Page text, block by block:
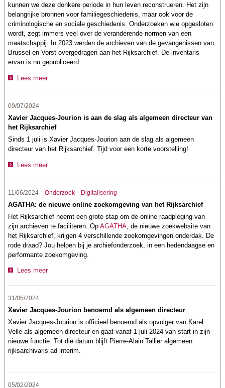
kunnen we deze donkere periode in hun leven reconstrueren. Het zijn
belangrijke bronnen voor familiegeschiedenis, maar ook voor de
criminologische en sociale geschiedenis. Onderzoeken wie opgesloten
wordt, zegt immers veel over de veranderende normen van een
maatschappij. In 2023 werden de archieven van de gevangenissen van
Brussel en Vorst overgedragen aan het Rijksarchief. De inventaris
ervan is nu gepubliceerd.
Lees meer
09/07/2024
Xavier Jacques-Jourion is aan de slag als algemeen directeur van
het Rijksarchief
Sinds 1 juli is Xavier Jacques-Jourion aan de slag als algemeen
directeur van het Rijksarchief. Tijd voor een korte voorstelling!
Lees meer
11/06/2024 -Onderzoek - Digitalisering
AGATHA: de nieuwe online zoekomgeving van het Rijksarchief
Het Rijksarchief neemt een grote stap om de online raadpleging van
zijn archieven te faciliteren. OpAGATHA , de nieuwe zoekwebsite van
het Rijksarchief, krijgen 4 verschillende zoekomgevingen onderdak. De
rode draad? Jou helpen bij je archiefonderzoek, in een hedendaagse en
performante zoekomgeving.
Lees meer
31/05/2024
Xavier Jacques-Jourion benoemd als algemeen directeur
Xavier Jacques-Jourion is officieel benoemd als opvolger van Karel
Velle als algemeen directeur en gaat vanaf 1 juli 2024 van start in zijn
nieuwe functie. Tot die datum blijft Pierre-Alain Tallier algemeen
rijksarchivaris ad interim.
05/02/2024